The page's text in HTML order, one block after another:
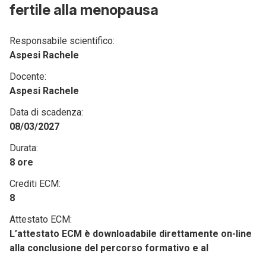
fertile alla menopausa
Responsabile scientifico:
Aspesi Rachele
Docente:
Aspesi Rachele
Data di scadenza:
08/03/2027
Durata:
8 ore
Crediti ECM:
8
Attestato ECM:
L’attestato ECM è downloadabile direttamente on-line
alla conclusione del percorso formativo e al